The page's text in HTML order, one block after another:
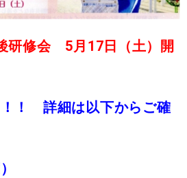
研修会 5月17日（土）開
！ 詳細は以下からご確